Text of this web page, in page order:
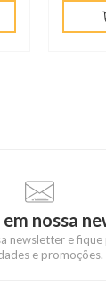
em nossa
newsletter e
e promoções.